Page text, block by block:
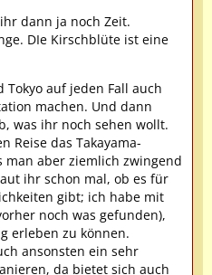
dann ja noch Zeit.
DIe Kirschblüte ist eine
auf jeden Fall auch
machen. Und dann
was ihr noch sehen wollt.
Reise das Takayama-
man aber ziemlich zwingend
ihr schon mal, ob es für
gibt; ich habe mit
noch was gefunden),
erleben zu können.
ansonsten ein sehr
da bietet sich auch